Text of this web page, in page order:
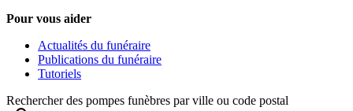
Pour vous aider
Actualités du funéraire
Publications du funéraire
Tutoriels
Rechercher des pompes funèbres par ville ou code postal